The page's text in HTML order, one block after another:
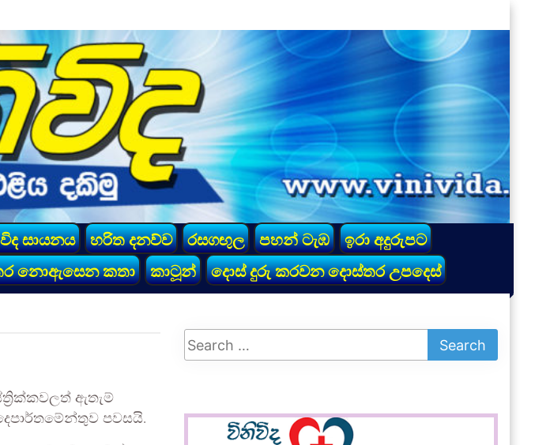
සායනය හරිත දනව්ව රසගඟුල පහන් ටැඹ
ඉරා අදුරුපට
නොඇසෙන කතා කාටූන් දොස් දුරු කරවන දොස්තර උපදෙස්
ඇතැම්
පවසයි.